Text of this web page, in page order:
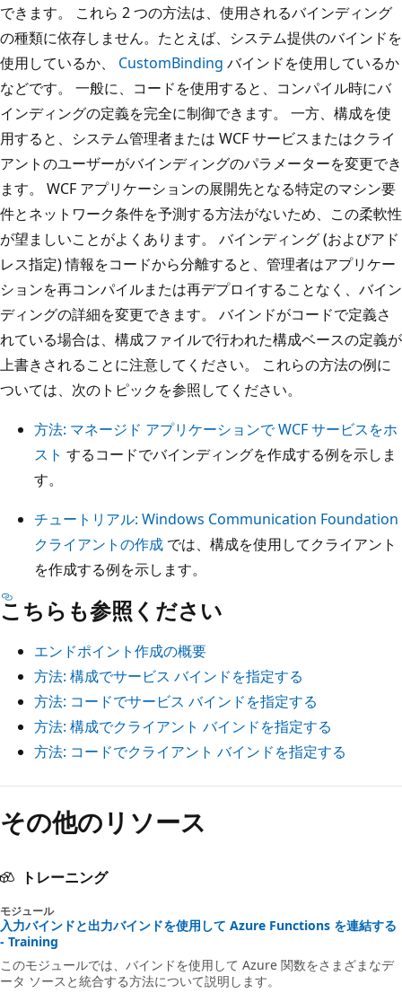
できます。 これら 2 つの方法は、使用されるバインディング
の種類に依存しません。たとえば、システム提供のバインドを
使用しているか、 CustomBinding バインドを使用しているか
などです。 一般に、コードを使用すると、コンパイル時にバ
インディングの定義を完全に制御できます。 一方、構成を使
用すると、システム管理者または WCF サービスまたはクライ
アントのユーザーがバインディングのパラメーターを変更でき
ます。 WCF アプリケーションの展開先となる特定のマシン要
件とネットワーク条件を予測する方法がないため、この柔軟性
が望ましいことがよくあります。 バインディング (およびアド
レス指定) 情報をコードから分離すると、管理者はアプリケー
ションを再コンパイルまたは再デプロイすることなく、バイン
ディングの詳細を変更できます。 バインドがコードで定義さ
れている場合は、構成ファイルで行われた構成ベースの定義が
上書きされることに注意してください。 これらの方法の例に
ついては、次のトピックを参照してください。
方法: マネージド アプリケーションで WCF サービスをホ
スト するコードでバインディングを作成する例を示しま
す。
チュートリアル: Windows Communication Foundation
クライアントの作成 では、構成を使用してクライアント
を作成する例を示します。
こちらも参照ください
エンドポイント作成の概要
方法: 構成でサービス バインドを指定する
方法: コードでサービス バインドを指定する
方法: 構成でクライアント バインドを指定する
方法: コードでクライアント バインドを指定する
その他のリソース
トレーニング
モジュール
入力バインドと出力バインドを使用して Azure Functions を連結する
- Training
このモジュールでは、バインドを使用して Azure 関数をさまざまなデ
ータ ソースと統合する方法について説明します。